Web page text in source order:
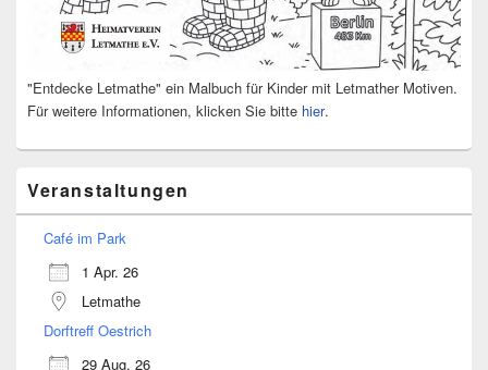
"Entdecke Letmathe" ein Malbuch für Kinder mit Letmather Motiven.
Für weitere Informationen, klicken Sie bitte hier.
Veranstaltungen
Café im Park
1 Apr. 26
Letmathe
Dorftreff Oestrich
29 Aug. 26